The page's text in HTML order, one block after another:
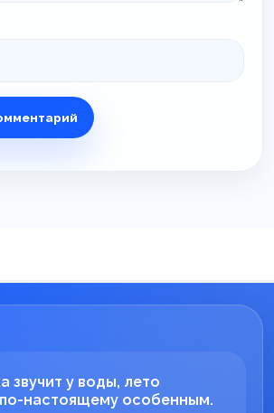
звучит у воды, лето
по-настоящему особенным.